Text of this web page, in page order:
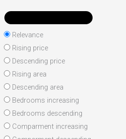
Relevance
Rising price
Descending price
Rising area
Descending area
Bedrooms increasing
Bedrooms descending
Comparment increasing